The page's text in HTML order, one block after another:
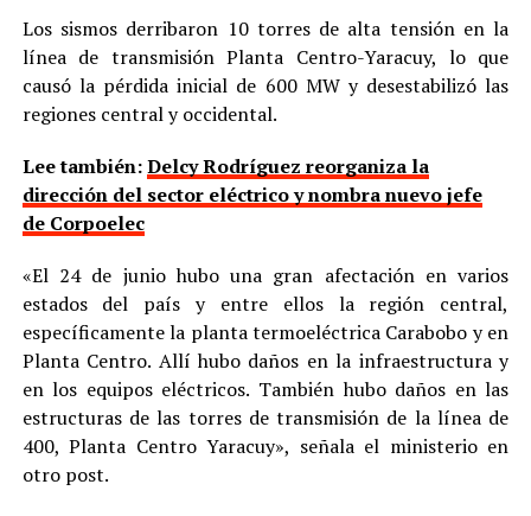
Los sismos derribaron 10 torres de alta tensión en la
línea de transmisión Planta Centro-Yaracuy, lo que
causó la pérdida inicial de 600 MW y desestabilizó las
regiones central y occidental.
Lee también:Delcy Rodríguez reorganiza la
dirección del sector eléctrico y nombra nuevo jefe
de Corpoelec
«El 24 de junio hubo una gran afectación en varios
estados del país y entre ellos la región central,
específicamente la planta termoeléctrica Carabobo y en
Planta Centro. Allí hubo daños en la infraestructura y
en los equipos eléctricos. También hubo daños en las
estructuras de las torres de transmisión de la línea de
400, Planta Centro Yaracuy», señala el ministerio en
otro post.